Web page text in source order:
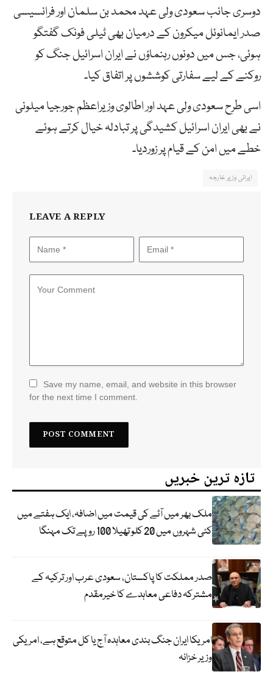
دوسری جانب سعودی ولی عہد محمد بن سلمان اور فرانسیسی
صدر ایمانوئل میکرون کے درمیان بھی ٹیلی فونک گفتگو
ہوئی، جس میں دونوں رہنماؤں نے ایران اسرائیل جنگ کو
روکنے کے لیے سفارتی کوششوں پر اتفاق کیا۔
اسی طرح سعودی ولی عہد اور اطالوی وزیراعظم جورجیا میلونی
نے بھی ایران اسرائیل کشیدگی پر تبادلہ خیال کرتے ہوئے
خطے میں امن کے قیام پر زوردیا۔
ایرانی وزیر خارجہ
LEAVE A REPLY
Save my name, email, and website in this browser
for the next time I comment.
تازہ ترین خبریں
ملک بھر میں آٹے کی قیمت میں اضافہ، ایک ہفتے میں
کئی شہروں میں 20 کلو تھیلا 100 روپے تک مہنگا
صدر مملکت کا پاکستان، سعودی عرب اور ترکیہ کے
مشترکہ دفاعی معاہدے کا خیرمقدم
امریکا ایران جنگ بندی معاہدہ آج یا کل متوقع ہے، امریکی
وزیر خزانہ